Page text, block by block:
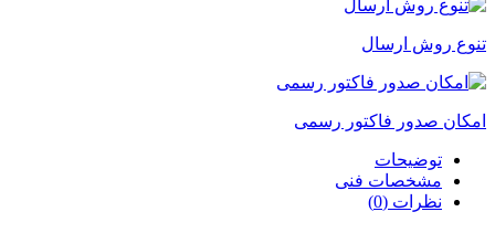
تنوع روش ارسال
امکان صدور فاکتور رسمی
توضیحات
مشخصات فنی
نظرات (0)